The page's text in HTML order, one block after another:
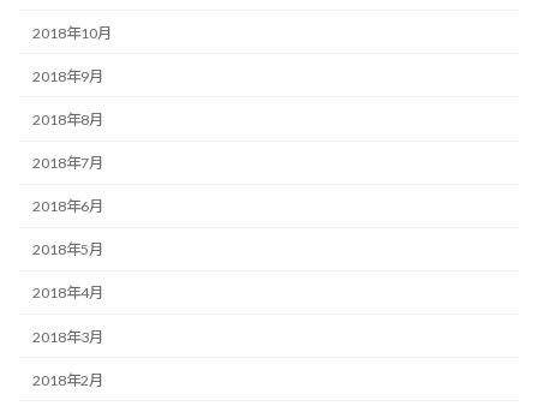
2018年10月
2018年9月
2018年8月
2018年7月
2018年6月
2018年5月
2018年4月
2018年3月
2018年2月